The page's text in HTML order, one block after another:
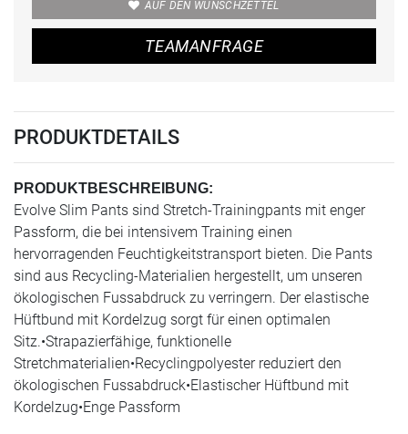
AUF DEN WUNSCHZETTEL
TEAMANFRAGE
PRODUKTDETAILS
PRODUKTBESCHREIBUNG:
Evolve Slim Pants sind Stretch-Trainingpants mit enger
Passform, die bei intensivem Training einen
hervorragenden Feuchtigkeitstransport bieten. Die Pants
sind aus Recycling-Materialien hergestellt, um unseren
ökologischen Fussabdruck zu verringern. Der elastische
Hüftbund mit Kordelzug sorgt für einen optimalen
Sitz.•Strapazierfähige, funktionelle
Stretchmaterialien•Recyclingpolyester reduziert den
ökologischen Fussabdruck•Elastischer Hüftbund mit
Kordelzug•Enge Passform